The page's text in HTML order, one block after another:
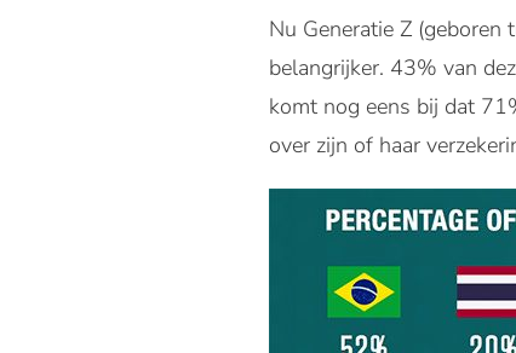
Nu Generatie Z
belangrijker. 43% van
komt nog eens bij dat
over zijn of haar